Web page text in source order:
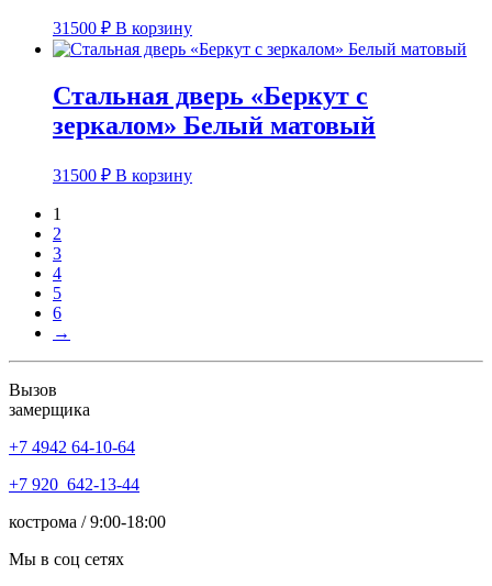
31500 ₽ В корзину
Стальная дверь «Беркут с
зеркалом» Белый матовый
31500 ₽ В корзину
1
2
3
4
5
6
→
Вызов
замерщика
+7 4942 64-10-64
+7 920 642-13-44
кострома / 9:00-18:00
Мы в соц сетях